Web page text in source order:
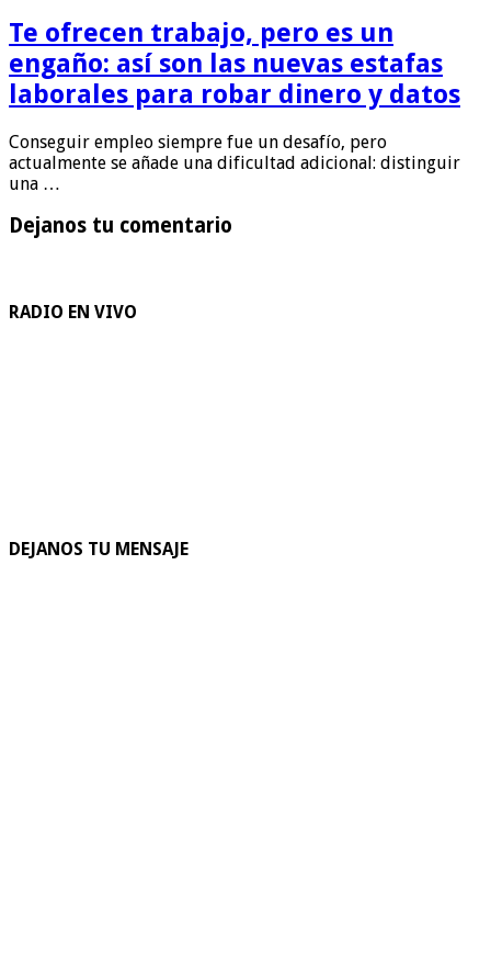
Te ofrecen trabajo, pero es un
engaño: así son las nuevas estafas
laborales para robar dinero y datos
Conseguir empleo siempre fue un desafío, pero
actualmente se añade una dificultad adicional: distinguir
una …
Dejanos tu comentario
RADIO EN VIVO
DEJANOS TU MENSAJE